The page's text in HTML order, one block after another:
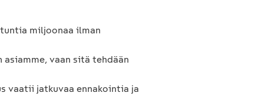
miljoonaa ilman
vaan sitä tehdään
vaatii jatkuvaa ennakointia ja